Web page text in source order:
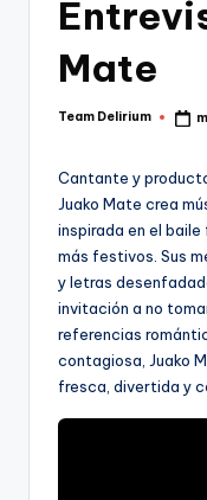
Mate
Publicado
Team Delirium
Cantante y
Juako Mate crea
inspirada en el baile
más festivos. Sus
y letras
invitación a no
referencias
contagiosa, Juako
fresca, divertida y